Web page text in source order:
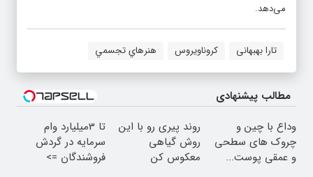
می‌دهد.
تارا بهبهانی کروناویروس هنرهاي تجسمي
مطالب پیشنهادی
وداع با چین و
چروک های سطحی
و عمقی پوست...
روند پیری رو با این
روش گیاهی
معکوس کن
تا 3میلیارد وام
سرمایه در گردش
فروشندگان =>